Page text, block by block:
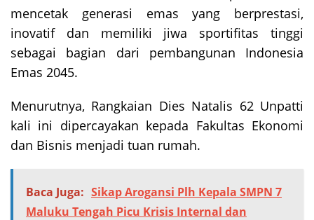
mencetak generasi emas yang berprestasi,
inovatif dan memiliki jiwa sportifitas tinggi
sebagai bagian dari pembangunan Indonesia
Emas 2045.
Menurutnya, Rangkaian Dies Natalis 62 Unpatti
kali ini dipercayakan kepada Fakultas Ekonomi
dan Bisnis menjadi tuan rumah.
Baca Juga: Sikap Arogansi Plh Kepala SMPN 7
Maluku Tengah Picu Krisis Internal dan